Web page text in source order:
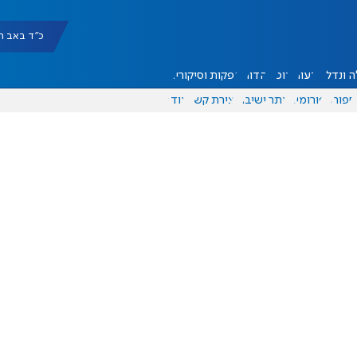
כ"ד באב תשפ"ו
ונדל"ן דעות אוכל יהדות הפקות וסיקורים
ספורט פורומים אתר ישיבה יצירת קשר עוד